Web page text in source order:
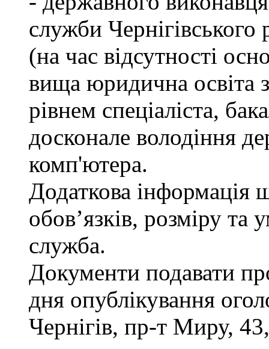
служби Чернігівського
(на час відсутності
вища юридична освіта
рівнем спеціаліста,
досконале володіння
комп'ютера.
Додаткова інформація
обов’язків, розміру та
служба.
Документи подавати
дня опублікування
Чернігів, пр-т Миру,